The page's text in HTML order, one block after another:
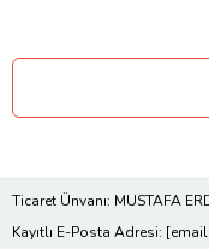
Ticaret Ünvanı: MUSTAFA
Kayıtlı E-Posta Adresi: